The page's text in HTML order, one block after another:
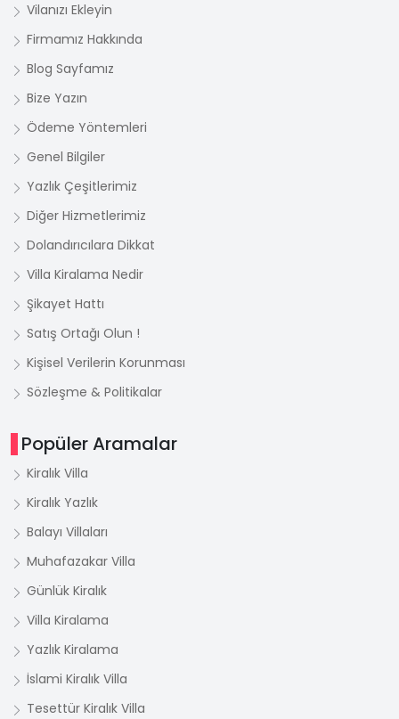
Vilanızı Ekleyin
Firmamız Hakkında
Blog Sayfamız
Bize Yazın
Ödeme Yöntemleri
Genel Bilgiler
Yazlık Çeşitlerimiz
Diğer Hizmetlerimiz
Dolandırıcılara Dikkat
Villa Kiralama Nedir
Şikayet Hattı
Satış Ortağı Olun !
Kişisel Verilerin Korunması
Sözleşme & Politikalar
Popüler Aramalar
Kiralık Villa
Kiralık Yazlık
Balayı Villaları
Muhafazakar Villa
Günlük Kiralık
Villa Kiralama
Yazlık Kiralama
İslami Kiralık Villa
Tesettür Kiralık Villa